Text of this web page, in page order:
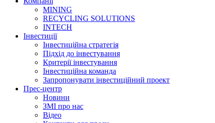
MINING
RECYCLING SOLUTIONS
INTECH
Інвестиції
Інвестиційна стратегія
Підхід до інвестування
Критерії інвестування
Інвестиційна команда
Запропонувати інвестиційний проект
Прес-центр
Новини
ЗМІ про нас
Відео